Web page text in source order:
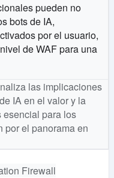
pueden no
bots de IA,
por el usuario,
de WAF para una
las implicaciones
IA en el valor y la
esencial para los
por el panorama en
Firewall